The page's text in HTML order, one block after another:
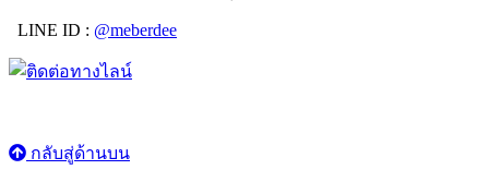
LINE ID : @meberdee
กลับสู่ด้านบน